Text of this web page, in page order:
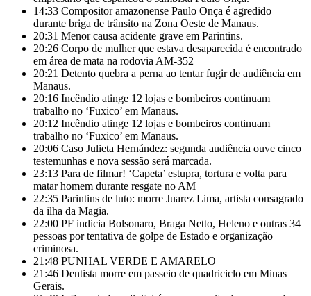
14:33 Compositor amazonense Paulo Onça é agredido
durante briga de trânsito na Zona Oeste de Manaus.
20:31 Menor causa acidente grave em Parintins.
20:26 Corpo de mulher que estava desaparecida é encontrado
em área de mata na rodovia AM-352
20:21 Detento quebra a perna ao tentar fugir de audiência em
Manaus.
20:16 Incêndio atinge 12 lojas e bombeiros continuam
trabalho no ‘Fuxico’ em Manaus.
20:12 Incêndio atinge 12 lojas e bombeiros continuam
trabalho no ‘Fuxico’ em Manaus.
20:06 Caso Julieta Hernández: segunda audiência ouve cinco
testemunhas e nova sessão será marcada.
23:13 Para de filmar! ‘Capeta’ estupra, tortura e volta para
matar homem durante resgate no AM
22:35 Parintins de luto: morre Juarez Lima, artista consagrado
da ilha da Magia.
22:00 PF indicia Bolsonaro, Braga Netto, Heleno e outras 34
pessoas por tentativa de golpe de Estado e organização
criminosa.
21:48 PUNHAL VERDE E AMARELO
21:46 Dentista morre em passeio de quadriciclo em Minas
Gerais.